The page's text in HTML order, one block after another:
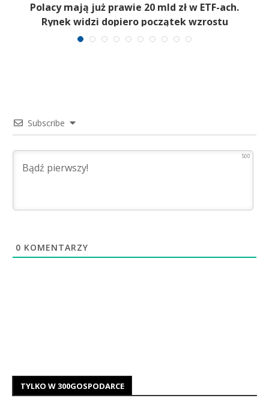
Polacy mają już prawie 20 mld zł w ETF-ach.
Rynek widzi dopiero początek wzrostu
Subscribe
500
0 KOMENTARZY
TYLKO W 300GOSPODARCE